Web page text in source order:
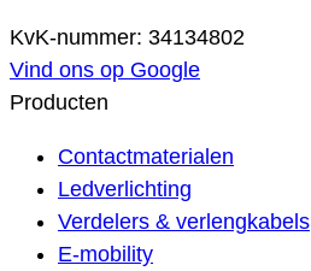
KvK-nummer: 34134802
Vind ons op Google
Producten
Contactmaterialen
Ledverlichting
Verdelers & verlengkabels
E-mobility